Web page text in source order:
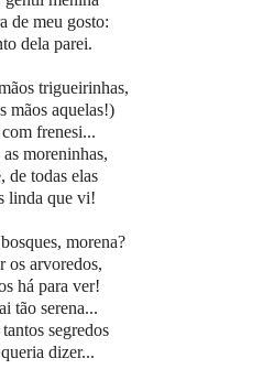
de meu gosto:
dela parei.
trigueirinhas,
mãos aquelas!)
frenesi...
moreninhas,
de todas elas
linda que vi!
morena?
os arvoredos,
há para ver!
tão serena...
segredos
dizer...